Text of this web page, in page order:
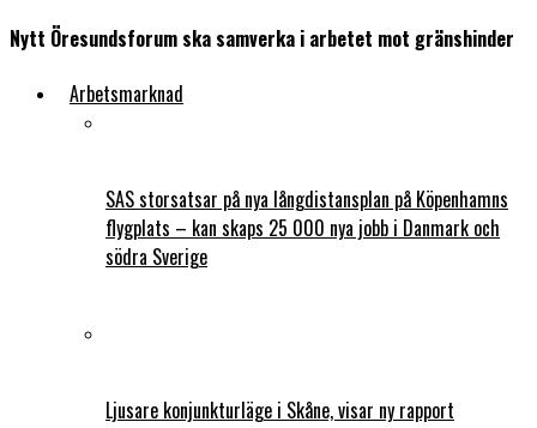
Nytt Öresundsforum ska samverka i arbetet mot gränshinder
Arbetsmarknad
SAS storsatsar på nya långdistansplan på Köpenhamns
flygplats – kan skaps 25 000 nya jobb i Danmark och
södra Sverige
Ljusare konjunkturläge i Skåne, visar ny rapport